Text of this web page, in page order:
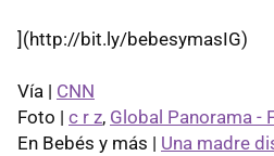
](http://bit.ly/bebesymasIG)
Vía | CNN
Foto | c r z, Global Panorama -
En Bebés y más | Una madre